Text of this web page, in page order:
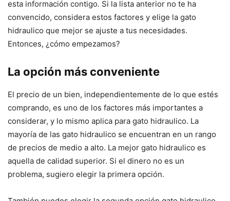
esta información contigo. Si la lista anterior no te ha
convencido, considera estos factores y elige la gato
hidraulico que mejor se ajuste a tus necesidades.
Entonces, ¿cómo empezamos?
La opción más conveniente
El precio de un bien, independientemente de lo que estés
comprando, es uno de los factores más importantes a
considerar, y lo mismo aplica para gato hidraulico. La
mayoría de las gato hidraulico se encuentran en un rango
de precios de medio a alto. La mejor gato hidraulico es
aquella de calidad superior. Si el dinero no es un
problema, sugiero elegir la primera opción.